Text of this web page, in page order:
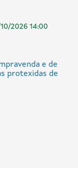
2026 14:00
e de
protexidas de